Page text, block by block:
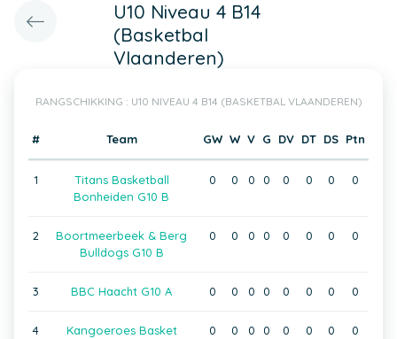
U10 Niveau 4 B14
(Basketbal
Vlaanderen)
RANGSCHIKKING : U10 NIVEAU 4 B14 (BASKETBAL VLAANDEREN)
# Team GW W V G DV DT DS Ptn
1
Titans Basketball
Bonheiden G10 B
0 0 0 0 0 0 0 0
2
Boortmeerbeek & Berg
Bulldogs G10 B
0 0 0 0 0 0 0 0
3 BBC Haacht G10 A 0 0 0 0 0 0 0 0
4
Kangoeroes Basket
0 0 0 0 0 0 0 0